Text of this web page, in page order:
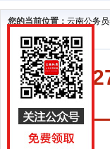
您的当前位置： 云南公务